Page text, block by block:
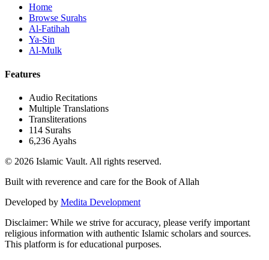
Home
Browse Surahs
Al-Fatihah
Ya-Sin
Al-Mulk
Features
Audio Recitations
Multiple Translations
Transliterations
114 Surahs
6,236 Ayahs
© 2026 Islamic Vault. All rights reserved.
Built with reverence and care for the Book of Allah
Developed by Medita Development
Disclaimer: While we strive for accuracy, please verify important
religious information with authentic Islamic scholars and sources.
This platform is for educational purposes.